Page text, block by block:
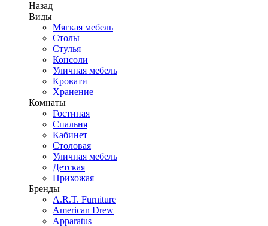
Назад
Виды
Мягкая мебель
Столы
Стулья
Консоли
Уличная мебель
Кровати
Хранение
Комнаты
Гостиная
Спальня
Кабинет
Столовая
Уличная мебель
Детская
Прихожая
Бренды
A.R.T. Furniture
American Drew
Apparatus